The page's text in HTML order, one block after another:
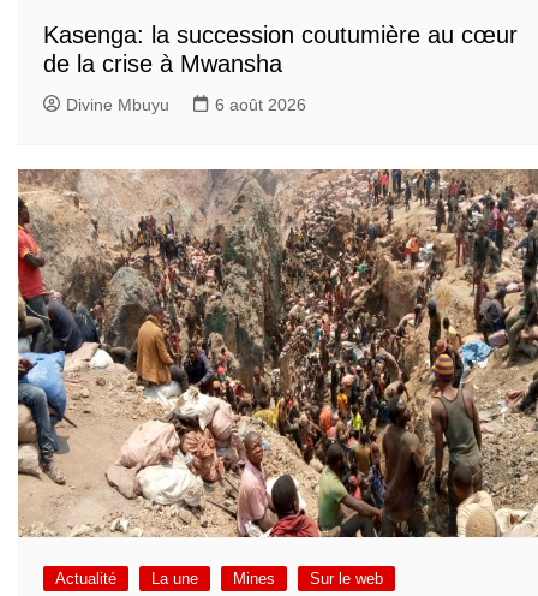
Kasenga: la succession coutumière au cœur
de la crise à Mwansha
Divine Mbuyu 6 août 2026
Actualité La une Mines Sur le web